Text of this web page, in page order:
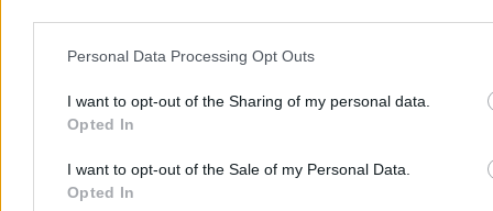
Personal Data Processing Opt Outs
I want to opt-out of the Sharing of my personal data.
Opted In
I want to opt-out of the Sale of my Personal Data.
Opted In
komunikat
Międzynarodowa Federacja Piłki Nożnej stanowczo odpowiada na
oświadczenie, w którym zarzuca swoim przeciwnikom celową
dezinformację oraz próby podważenia pozycji prezydenta
Gianniego Infantino po doniesieniach o rzekomych dawnych